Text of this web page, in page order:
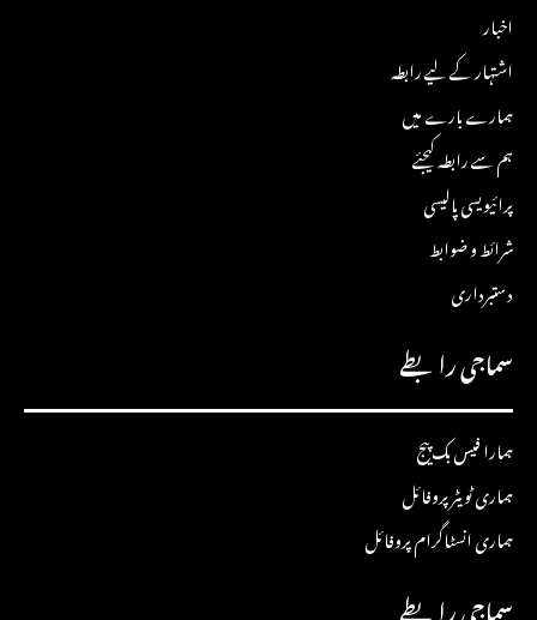
اخبار
اشتہار کے لیے رابطہ
ہمارے بارے میں
ہم سے رابطہ کیجئے
پرائیویسی پالیسی
شرائط و ضوابط
دستبرداری
سماجی رابطے
ہمارا فیس بک پیج
ہماری ٹویٹر پروفائل
ہماری انسٹاگرام پروفائل
سماجی رابطے